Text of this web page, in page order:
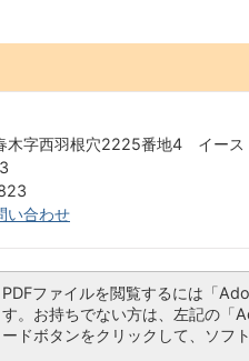
木字西羽根穴2225番地4 イース
い合わせ
PDFファイルを閲覧するには「
す。お持ちでない方は、左記の
ードボタンをクリックして、ソフ